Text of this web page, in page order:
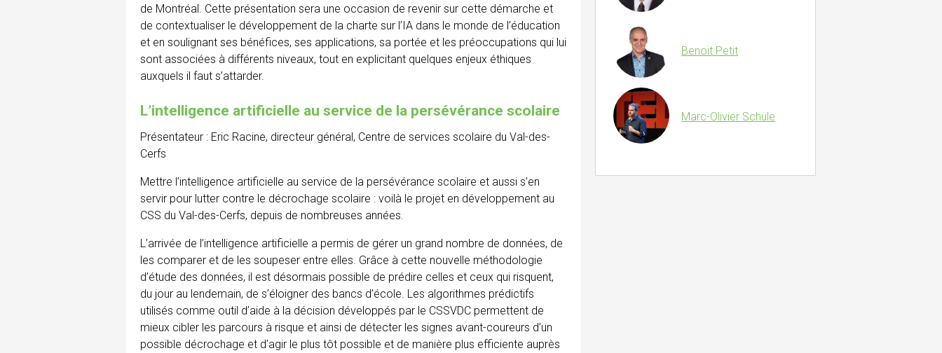
de Montréal. Cette présentation sera une occasion de revenir sur cette démarche et
de contextualiser le développement de la charte sur l’IA dans le monde de l’éducation
et en soulignant ses bénéfices, ses applications, sa portée et les préoccupations qui lui
sont associées à différents niveaux, tout en explicitant quelques enjeux éthiques
auxquels il faut s’attarder.
L’intelligence artificielle au service de la persévérance scolaire
Présentateur : Eric Racine, directeur général, Centre de services scolaire du Val-des-
Cerfs
Mettre l’intelligence artificielle au service de la persévérance scolaire et aussi s’en
servir pour lutter contre le décrochage scolaire : voilà le projet en développement au
CSS du Val-des-Cerfs, depuis de nombreuses années.
L’arrivée de l’intelligence artificielle a permis de gérer un grand nombre de données, de
les comparer et de les soupeser entre elles. Grâce à cette nouvelle méthodologie
d’étude des données, il est désormais possible de prédire celles et ceux qui risquent,
du jour au lendemain, de s’éloigner des bancs d’école. Les algorithmes prédictifs
utilisés comme outil d’aide à la décision développés par le CSSVDC permettent de
mieux cibler les parcours à risque et ainsi de détecter les signes avant-coureurs d’un
possible décrochage et d’agir le plus tôt possible et de manière plus efficiente auprès
Benoit Petit
Marc-Olivier Schüle